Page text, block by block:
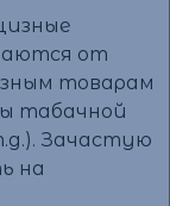
от
товарам
табачной
Зачастую
на